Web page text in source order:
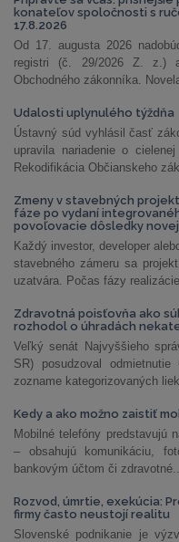
konateľov spoločnosti s
17.8.2026
Od 17. augusta 2026
registri (č. 29/2026 Z. z.)
Obchodného zákonníka.
Udalosti uplynulého týždňa
Ústavný súd vyhlásil časť
upravila nariadenie o
Rekodifikácia Občianskeho
Zmeny v stavebných
fáze po vydaní
povoľovacie dôsledky
Každý investor, developer
stavebného zámeru sa
uzatvára. Počas fázy
Zdravotná poisťovňa ako
rozhodol o úhradách
Veľký senát Najvyššieho
SR) posudzoval
zozname kategorizovaných
Kedy a ako možno zaistiť
Mobilné telefóny predstavujú
– obsahujú komunikáciu,
bankovým účtom či
Rozvod, úmrtie, exekúcia:
firmy často neustojí realitu
Slovenské podnikanie je